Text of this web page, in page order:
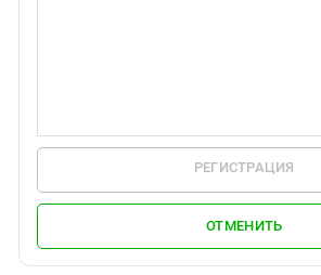
РЕГИСТРАЦИЯ
ОТМЕНИТЬ